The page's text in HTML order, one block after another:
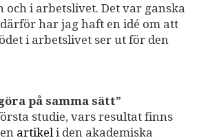
och i arbetslivet. Det var ganska
har jag haft en idé om att
i arbetslivet ser ut för den
på samma sätt”
studie, vars resultat finns
artikel i den akademiska